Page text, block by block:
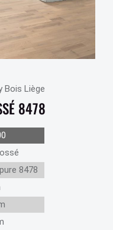
Bois Liège
8478
8478